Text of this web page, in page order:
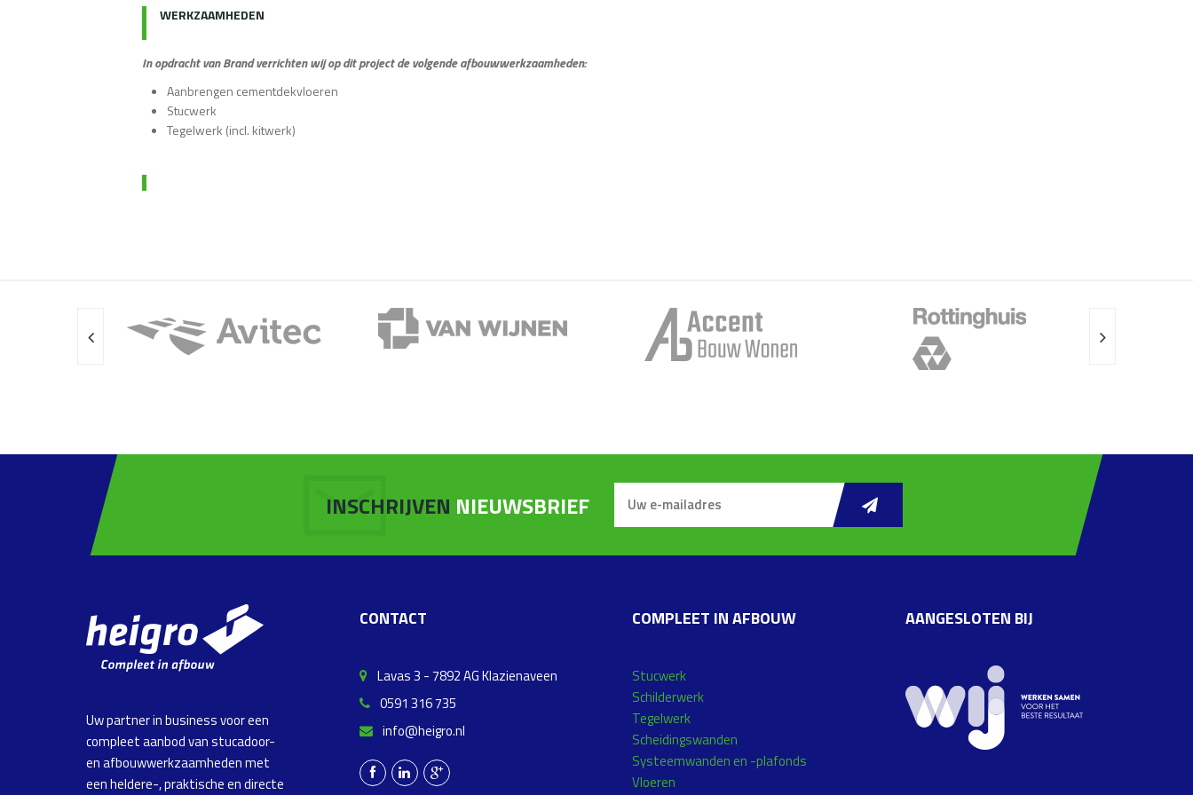
WERKZAAMHEDEN
In opdracht van Brand verrichten wij op dit project de volgende afbouwwerkzaamheden:
Aanbrengen cementdekvloeren
Stucwerk
Tegelwerk (incl. kitwerk)
INSCHRIJVEN NIEUWSBRIEF
Uw partner in business voor een
compleet aanbod van stucadoor-
en afbouwwerkzaamheden met
een heldere-, praktische en directe
CONTACT
Lavas 3 - 7892 AG Klazienaveen
0591 316 735
info@heigro.nl
COMPLEET IN AFBOUW
Stucwerk
Schilderwerk
Tegelwerk
Scheidingswanden
Systeemwanden en -plafonds
Vloeren
AANGESLOTEN BIJ